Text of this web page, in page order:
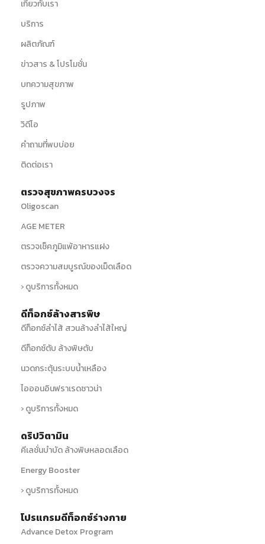
เกี่ยวกับเรา
บริการ
ผลิตภัณฑ์
ข่าวสาร & โปรโมชั่น
บทความสุขภาพ
รูปภาพ
วิดีโอ
คำถามที่พบบ่อย
ติดต่อเรา
ตรวจสุขภาพครบวงจร
Oligoscan
AGE METER
ตรวจเช็คภูมิแพ้อาหารแฝง
ตรวจความสมบูรณ์ของเม็ดเลือด
› ดูบริการทั้งหมด
ดีท็อกซ์ล้างสารพิษ
ดีท็อกซ์ลำไส้ สวนล้างลำไส้ใหญ่
ดีท็อกซ์ตับ ล้างพิษตับ
นวดกระตุ้นระบบน้ำเหลือง
ไอออนอินฟราเรดซาวน่า
› ดูบริการทั้งหมด
ดริปวิตามิน
คีเลชั่นบำบัด ล้างพิษหลอดเลือด
Energy Booster
› ดูบริการทั้งหมด
โปรแกรมดีท็อกซ์ร่างกาย
Advance Detox Program